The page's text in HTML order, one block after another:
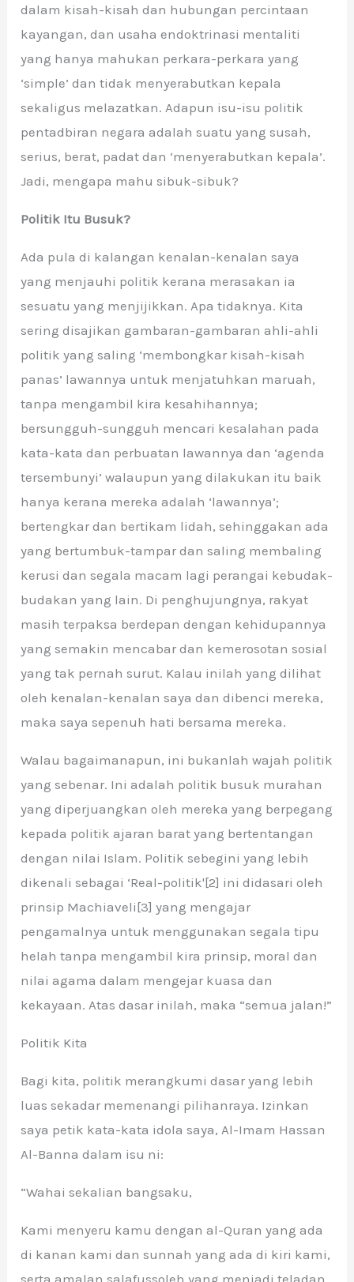
dalam kisah-kisah dan hubungan percintaan
kayangan, dan usaha endoktrinasi mentaliti
yang hanya mahukan perkara-perkara yang
‘simple’ dan tidak menyerabutkan kepala
sekaligus melazatkan. Adapun isu-isu politik
pentadbiran negara adalah suatu yang susah,
serius, berat, padat dan ‘menyerabutkan kepala’.
Jadi, mengapa mahu sibuk-sibuk?
Politik Itu Busuk?
Ada pula di kalangan kenalan-kenalan saya
yang menjauhi politik kerana merasakan ia
sesuatu yang menjijikkan. Apa tidaknya. Kita
sering disajikan gambaran-gambaran ahli-ahli
politik yang saling ‘membongkar kisah-kisah
panas’ lawannya untuk menjatuhkan maruah,
tanpa mengambil kira kesahihannya;
bersungguh-sungguh mencari kesalahan pada
kata-kata dan perbuatan lawannya dan ‘agenda
tersembunyi’ walaupun yang dilakukan itu baik
hanya kerana mereka adalah ‘lawannya’;
bertengkar dan bertikam lidah, sehinggakan ada
yang bertumbuk-tampar dan saling membaling
kerusi dan segala macam lagi perangai kebudak-
budakan yang lain. Di penghujungnya, rakyat
masih terpaksa berdepan dengan kehidupannya
yang semakin mencabar dan kemerosotan sosial
yang tak pernah surut. Kalau inilah yang dilihat
oleh kenalan-kenalan saya dan dibenci mereka,
maka saya sepenuh hati bersama mereka.
Walau bagaimanapun, ini bukanlah wajah politik
yang sebenar. Ini adalah politik busuk murahan
yang diperjuangkan oleh mereka yang berpegang
kepada politik ajaran barat yang bertentangan
dengan nilai Islam. Politik sebegini yang lebih
dikenali sebagai ‘Real-politik'[2] ini didasari oleh
prinsip Machiaveli[3] yang mengajar
pengamalnya untuk menggunakan segala tipu
helah tanpa mengambil kira prinsip, moral dan
nilai agama dalam mengejar kuasa dan
kekayaan. Atas dasar inilah, maka “semua jalan!”
Politik Kita
Bagi kita, politik merangkumi dasar yang lebih
luas sekadar memenangi pilihanraya. Izinkan
saya petik kata-kata idola saya, Al-Imam Hassan
Al-Banna dalam isu ni:
“Wahai sekalian bangsaku,
Kami menyeru kamu dengan al-Quran yang ada
di kanan kami dan sunnah yang ada di kiri kami,